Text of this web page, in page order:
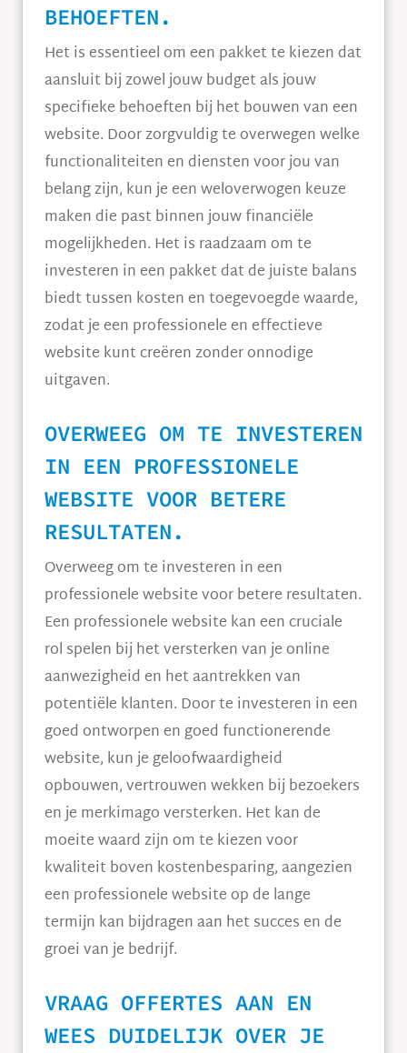
BEHOEFTEN.
Het is essentieel om een pakket te kiezen dat
aansluit bij zowel jouw budget als jouw
specifieke behoeften bij het bouwen van een
website. Door zorgvuldig te overwegen welke
functionaliteiten en diensten voor jou van
belang zijn, kun je een weloverwogen keuze
maken die past binnen jouw financiële
mogelijkheden. Het is raadzaam om te
investeren in een pakket dat de juiste balans
biedt tussen kosten en toegevoegde waarde,
zodat je een professionele en effectieve
website kunt creëren zonder onnodige
uitgaven.
OVERWEEG OM TE INVESTEREN
IN EEN PROFESSIONELE
WEBSITE VOOR BETERE
RESULTATEN.
Overweeg om te investeren in een
professionele website voor betere resultaten.
Een professionele website kan een cruciale
rol spelen bij het versterken van je online
aanwezigheid en het aantrekken van
potentiële klanten. Door te investeren in een
goed ontworpen en goed functionerende
website, kun je geloofwaardigheid
opbouwen, vertrouwen wekken bij bezoekers
en je merkimago versterken. Het kan de
moeite waard zijn om te kiezen voor
kwaliteit boven kostenbesparing, aangezien
een professionele website op de lange
termijn kan bijdragen aan het succes en de
groei van je bedrijf.
VRAAG OFFERTES AAN EN
WEES DUIDELIJK OVER JE